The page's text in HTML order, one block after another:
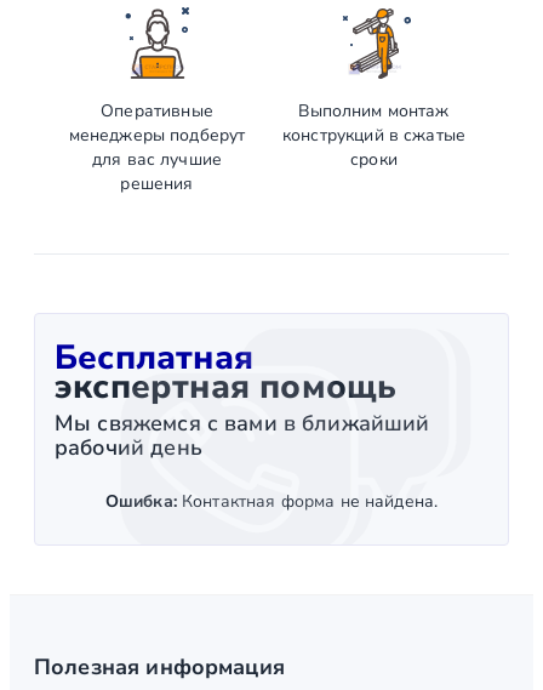
Оперативные
менеджеры подберут
для вас лучшие
решения
Выполним монтаж
конструкций в сжатые
сроки
Бесплатная
экспертная помощь
Мы свяжемся с вами в ближайший
рабочий день
Ошибка:Контактная форма не найдена.
Полезная информация